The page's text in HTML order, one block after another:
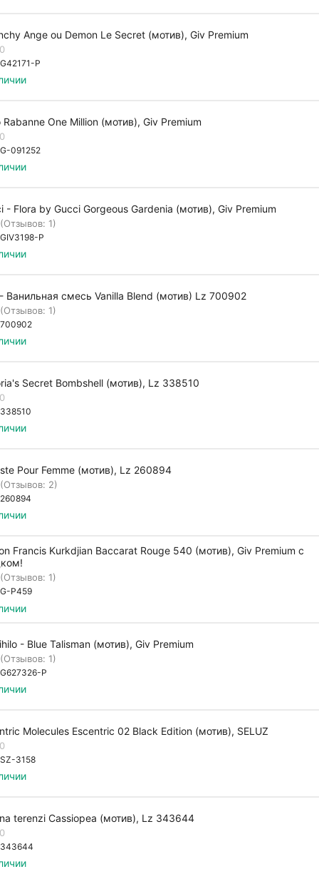
Ange ou Demon Le Secret (мотив), Giv Premium
G42171-P
Rabanne One Million (мотив), Giv Premium
G-091252
- Flora by Gucci Gorgeous Gardenia (мотив), Giv Premium
(Отзывов: 1)
GIV3198-P
Ванильная смесь Vanilla Blend (мотив) Lz 700902
(Отзывов: 1)
700902
Secret Bombshell (мотив), Lz 338510
338510
Pour Femme (мотив), Lz 260894
(Отзывов: 2)
260894
Francis Kurkdjian Baccarat Rouge 540 (мотив), Giv Premium с
(Отзывов: 1)
G-P459
- Blue Talisman (мотив), Giv Premium
(Отзывов: 1)
G627326-P
Molecules Escentric 02 Black Edition (мотив), SELUZ
SZ-3158
terenzi Cassiopea (мотив), Lz 343644
343644